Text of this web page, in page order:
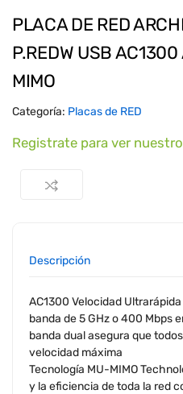
PLACA DE RED
P.REDW USB AC1300
MIMO
Categoría: Placas de RED
Registrate para ver
Descripción
AC1300 Velocidad
banda de 5 GHz o 400 Mbps
banda dual asegura que
velocidad máxima
Tecnología MU-MIMO
y la eficiencia de toda la red